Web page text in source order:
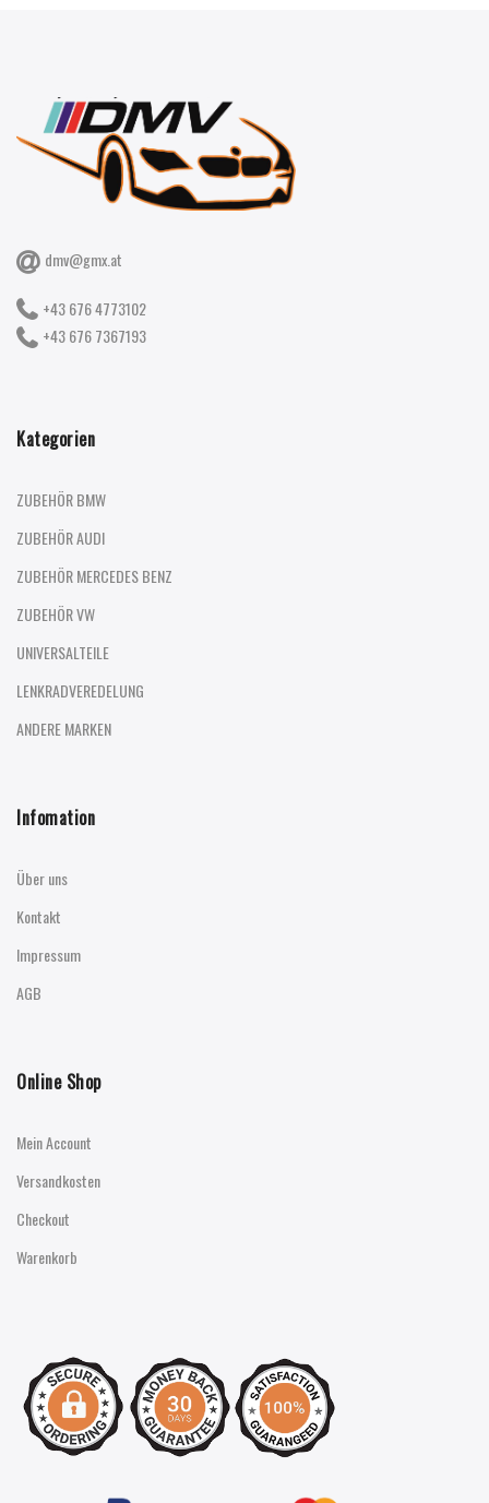
dmv@gmx.at
+43 676 4773102
+43 676 7367193
Kategorien
ZUBEHÖR BMW
ZUBEHÖR AUDI
ZUBEHÖR MERCEDES BENZ
ZUBEHÖR VW
UNIVERSALTEILE
LENKRADVEREDELUNG
ANDERE MARKEN
Infomation
Über uns
Kontakt
Impressum
AGB
Online Shop
Mein Account
Versandkosten
Checkout
Warenkorb